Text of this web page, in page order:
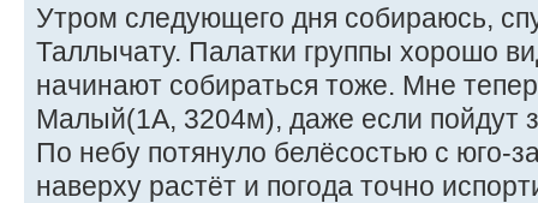
Утром следующего дня собираюсь,
Таллычату. Палатки группы хорошо
начинают собираться тоже. Мне
Малый(1А, 3204м), даже если пойдут
По небу потянуло белёсостью с юго-
наверху растёт и погода точно